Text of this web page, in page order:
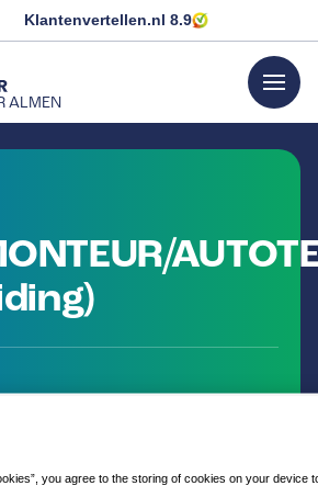
Klantenvertellen.nl 8.9
ALMEN menu
you agree to the storing of cookies on your device